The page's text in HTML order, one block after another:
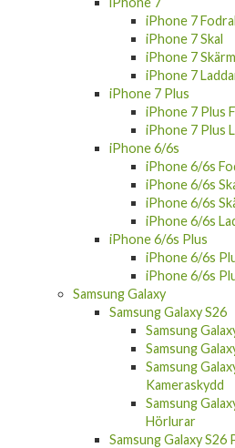
iPhone 7 Fodral
iPhone 7 Skal
iPhone 7
iPhone 7
iPhone 7 Plus
iPhone 7 Plus
iPhone 7 Plus
iPhone 6/6s
iPhone 6/6s
iPhone 6/6s
iPhone 6/6s
iPhone 6/6s
iPhone 6/6s Plus
iPhone 6/6s
iPhone 6/6s
Samsung Galaxy
Samsung Galaxy S26
Samsung
Samsung
Samsung
Kameraskydd
Samsung
Hörlurar
Samsung Galaxy S26